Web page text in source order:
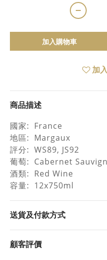
加入購物車
加
商品描述
國家: France
地區: Margaux
評分: WS89, JS92
葡萄: Cabernet
酒類: Red Wine
容量: 12x750ml
送貨及付款方式
顧客評價